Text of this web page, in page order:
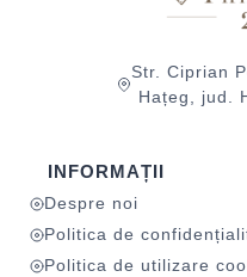
Str. Ciprian
Hațeg, jud.
INFORMAȚII
Despre noi
Politica de
Politica de utilizare